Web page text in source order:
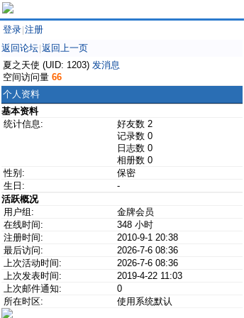
登录 注册
返回论坛 返回上一页
夏之天使 (UID: 1203) 发消息
空间访问量 66
个人资料
基本资料
统计信息:
好友数 2
记录数 0
日志数 0
相册数 0
性别:
保密
生日:
-
活跃概况
用户组:
金牌会员
在线时间:
348 小时
注册时间:
2010-9-1 20:38
最后访问:
2026-7-6 08:36
上次活动时间:
2026-7-6 08:36
上次发表时间:
2019-4-22 11:03
上次邮件通知:
0
所在时区:
使用系统默认